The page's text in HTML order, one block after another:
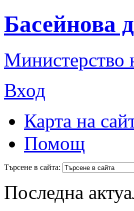
Басейнова
Министерство
Вход
Карта на
Помощ
Търсене в сайта:
Последна